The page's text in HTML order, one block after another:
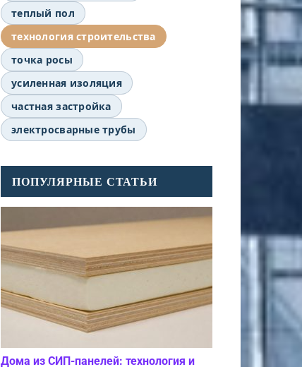
теплый пол
технология строительства
точка росы
усиленная изоляция
частная застройка
электросварные трубы
ПОПУЛЯРНЫЕ СТАТЬИ
Дома из СИП-панелей: технология и